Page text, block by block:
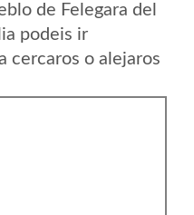
de Felegara del
podeis ir
cercaros o alejaros